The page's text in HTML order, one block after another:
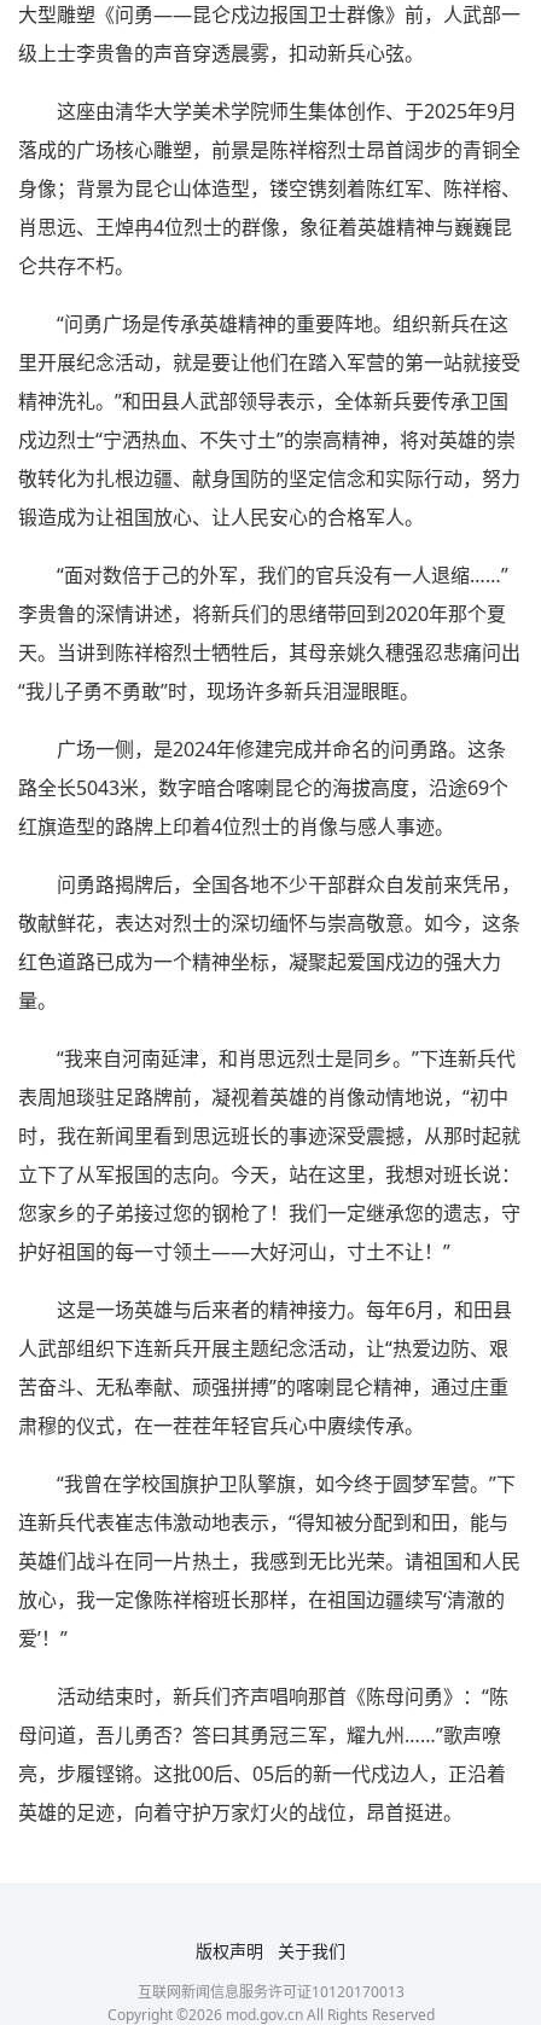
大型雕塑《问勇——昆仑戍边报国卫士群像》前，人武部一
级上士李贵鲁的声音穿透晨雾，扣动新兵心弦。
这座由清华大学美术学院师生集体创作、于2025年9月
落成的广场核心雕塑，前景是陈祥榕烈士昂首阔步的青铜全
身像；背景为昆仑山体造型，镂空镌刻着陈红军、陈祥榕、
肖思远、王焯冉4位烈士的群像，象征着英雄精神与巍巍昆
仑共存不朽。
“问勇广场是传承英雄精神的重要阵地。组织新兵在这
里开展纪念活动，就是要让他们在踏入军营的第一站就接受
精神洗礼。”和田县人武部领导表示，全体新兵要传承卫国
戍边烈士“宁洒热血、不失寸土”的崇高精神，将对英雄的崇
敬转化为扎根边疆、献身国防的坚定信念和实际行动，努力
锻造成为让祖国放心、让人民安心的合格军人。
“面对数倍于己的外军，我们的官兵没有一人退缩……”
李贵鲁的深情讲述，将新兵们的思绪带回到2020年那个夏
天。当讲到陈祥榕烈士牺牲后，其母亲姚久穗强忍悲痛问出
“我儿子勇不勇敢”时，现场许多新兵泪湿眼眶。
广场一侧，是2024年修建完成并命名的问勇路。这条
路全长5043米，数字暗合喀喇昆仑的海拔高度，沿途69个
红旗造型的路牌上印着4位烈士的肖像与感人事迹。
问勇路揭牌后，全国各地不少干部群众自发前来凭吊，
敬献鲜花，表达对烈士的深切缅怀与崇高敬意。如今，这条
红色道路已成为一个精神坐标，凝聚起爱国戍边的强大力
量。
“我来自河南延津，和肖思远烈士是同乡。”下连新兵代
表周旭琰驻足路牌前，凝视着英雄的肖像动情地说，“初中
时，我在新闻里看到思远班长的事迹深受震撼，从那时起就
立下了从军报国的志向。今天，站在这里，我想对班长说：
您家乡的子弟接过您的钢枪了！我们一定继承您的遗志，守
护好祖国的每一寸领土——大好河山，寸土不让！”
这是一场英雄与后来者的精神接力。每年6月，和田县
人武部组织下连新兵开展主题纪念活动，让“热爱边防、艰
苦奋斗、无私奉献、顽强拼搏”的喀喇昆仑精神，通过庄重
肃穆的仪式，在一茬茬年轻官兵心中赓续传承。
“我曾在学校国旗护卫队擎旗，如今终于圆梦军营。”下
连新兵代表崔志伟激动地表示，“得知被分配到和田，能与
英雄们战斗在同一片热土，我感到无比光荣。请祖国和人民
放心，我一定像陈祥榕班长那样，在祖国边疆续写‘清澈的
爱’！”
活动结束时，新兵们齐声唱响那首《陈母问勇》：“陈
母问道，吾儿勇否？答曰其勇冠三军，耀九州……”歌声嘹
亮，步履铿锵。这批00后、05后的新一代戍边人，正沿着
英雄的足迹，向着守护万家灯火的战位，昂首挺进。
版权声明 关于我们
互联网新闻信息服务许可证10120170013
Copyright ©2026mod.gov.cn All Rights Reserved